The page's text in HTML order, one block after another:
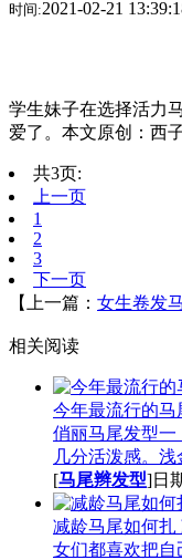
时间:2021-02-21
学生妹子在选择活力
爱了。本文原创：西
共3页:
上一页
1
2
3
下一页
【上一篇： 女生卷发
相关阅读
今年最流行的马
俏丽马尾发型一
几分活泼感。
[马尾辫发型]日
减龄马尾如何扎
女们都喜欢把